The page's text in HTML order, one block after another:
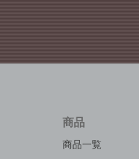
商品
商品一覧